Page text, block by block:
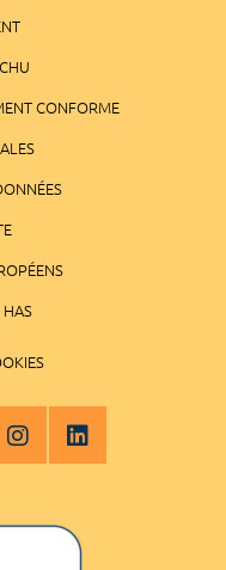
CONFORME
HAS